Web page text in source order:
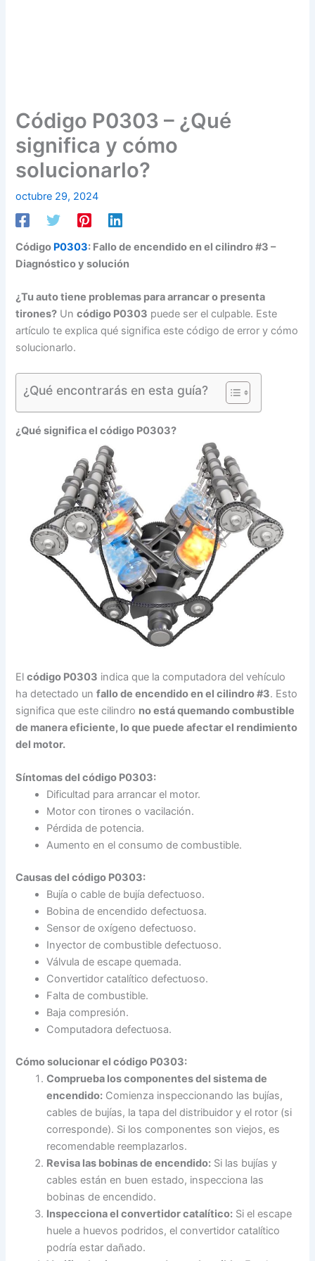
Código P0303 – ¿Qué
significa y cómo
solucionarlo?
octubre 29, 2024
Código P0303: Fallo de encendido en el cilindro #3 –
Diagnóstico y solución
¿Tu auto tiene problemas para arrancar o presenta
tirones? Uncódigo P0303 puede ser el culpable. Este
artículo te explica qué significa este código de error y cómo
solucionarlo.
¿Qué encontrarás en esta guía?
¿Qué significa elcódigo P0303?
Elcódigo P0303 indica que la computadora del vehículo
ha detectado unfallo de encendido en el cilindro #3. Esto
significa que este cilindro no está quemando combustible
de manera eficiente, lo que puede afectar el rendimiento
del motor.
Síntomas delcódigo P0303:
Dificultad para arrancar el motor.
Motor con tirones o vacilación.
Pérdida de potencia.
Aumento en el consumo de combustible.
Causas delcódigo P0303:
Bujía o cable de bujía defectuoso.
Bobina de encendido defectuosa.
Sensor de oxígeno defectuoso.
Inyector de combustible defectuoso.
Válvula de escape quemada.
Convertidor catalítico defectuoso.
Falta de combustible.
Baja compresión.
Computadora defectuosa.
Cómo solucionar elcódigo P0303:
Comprueba los componentes del sistema de
encendido: Comienza inspeccionando las bujías,
cables de bujías, la tapa del distribuidor y el rotor (si
corresponde). Si los componentes son viejos, es
recomendable reemplazarlos.
Revisa las bobinas de encendido: Si las bujías y
cables están en buen estado, inspecciona las
bobinas de encendido.
Inspecciona el convertidor catalítico: Si el escape
huele a huevos podridos, el convertidor catalítico
podría estar dañado.